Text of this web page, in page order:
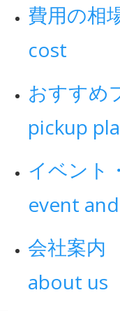
費用の相
cost
おすすめ
pickup
イベント
event
会社案内
about us